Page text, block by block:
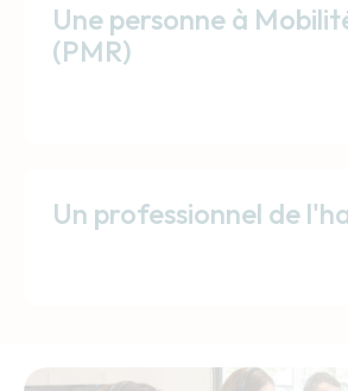
Une personne à
(PMR)
Un professionnel de